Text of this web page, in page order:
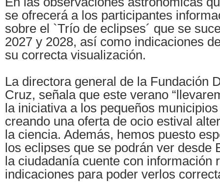
se ofrecerá a los participantes
sobre el `Trío de eclipses´ que se
2027 y 2028, así como indicaciones
su correcta visualización.
La directora general de la Fundación
Cruz, señala que este verano
la iniciativa a los pequeños
creando una oferta de ocio estival
la ciencia. Además, hemos puesto
los eclipses que se podrán ver desde
la ciudadanía cuente con información
indicaciones para poder verlos